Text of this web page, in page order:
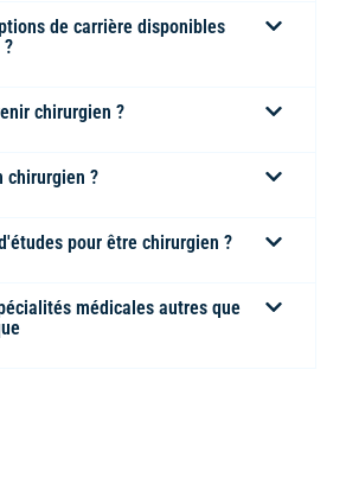
de carrière disponibles
chirurgien ?
chirurgien ?
pour être chirurgien ?
médicales autres que